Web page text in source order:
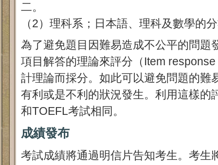
二。
（2）理科系；日本語、理科及數學的
為了避免題目因難易造成不公平的問題
項目解答的理論來評分（Item
計理論而採分。如此可以避免問題的難
有利或是不利的狀況發生。利用這樣的
和TOEFL考試相同。
成績發布
考試成績將通過明信片告知考生。考生